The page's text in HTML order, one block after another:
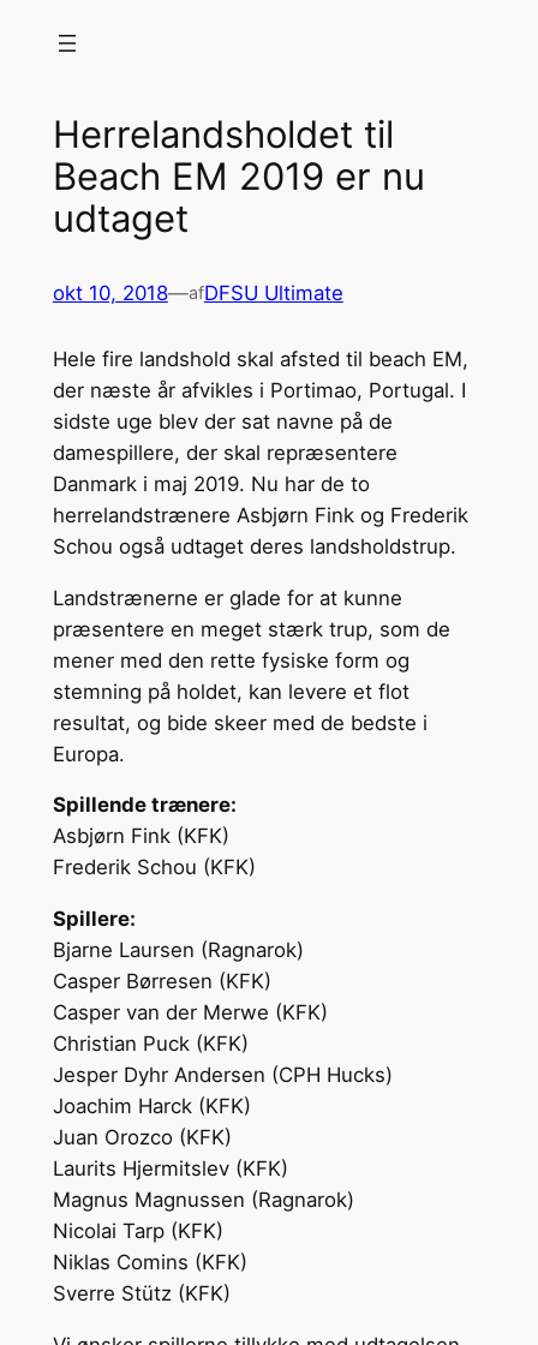
Herrelandsholdet til
Beach EM 2019 er nu
udtaget
okt 10, 2018—afDFSU Ultimate
Hele fire landshold skal afsted til beach EM,
der næste år afvikles i Portimao, Portugal. I
sidste uge blev der sat navne på de
damespillere, der skal repræsentere
Danmark i maj 2019. Nu har de to
herrelandstrænere Asbjørn Fink og Frederik
Schou også udtaget deres landsholdstrup.
Landstrænerne er glade for at kunne
præsentere en meget stærk trup, som de
mener med den rette fysiske form og
stemning på holdet, kan levere et flot
resultat, og bide skeer med de bedste i
Europa.
Spillende trænere:
Asbjørn Fink (KFK)
Frederik Schou (KFK)
Spillere:
Bjarne Laursen (Ragnarok)
Casper Børresen (KFK)
Casper van der Merwe (KFK)
Christian Puck (KFK)
Jesper Dyhr Andersen (CPH Hucks)
Joachim Harck (KFK)
Juan Orozco (KFK)
Laurits Hjermitslev (KFK)
Magnus Magnussen (Ragnarok)
Nicolai Tarp (KFK)
Niklas Comins (KFK)
Sverre Stütz (KFK)